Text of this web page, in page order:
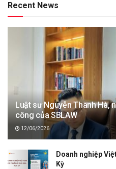
Recent News
Luật sư Nguyễn Thanh Hà,
công của SBLAW
12/06/2026
Doanh nghiệp
Kỳ